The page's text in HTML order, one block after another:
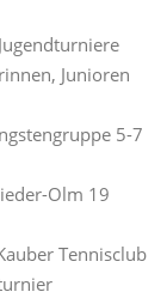
Junioren
5-7
Olm 19
Tennisclub